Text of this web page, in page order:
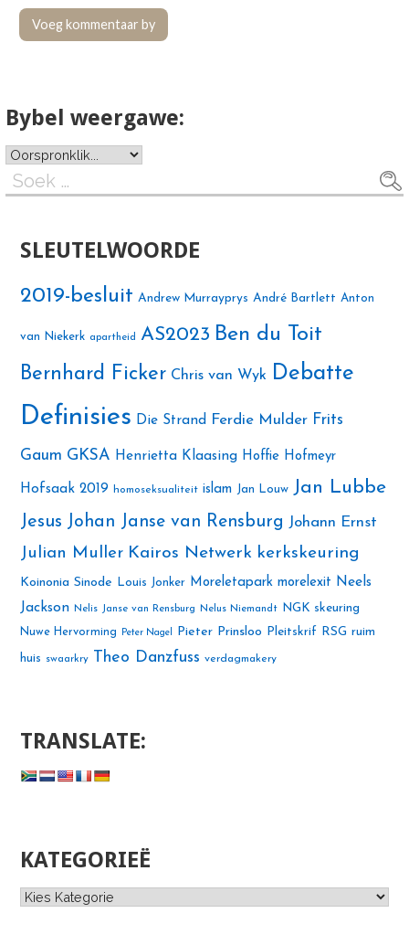
Bybel weergawe:
Soek
na:
SLEUTELWOORDE
2019-besluit Andrew Murrayprys André Bartlett Anton
van Niekerk apartheid AS2023 Ben du Toit
Bernhard Ficker Chris van Wyk Debatte
Definisies Die Strand Ferdie Mulder Frits
Gaum GKSA Henrietta Klaasing Hoffie Hofmeyr
Hofsaak 2019 homoseksualiteit islam Jan Louw Jan Lubbe
Jesus Johan Janse van Rensburg Johann Ernst
Julian Muller Kairos Netwerk kerkskeuring
Koinonia Sinode Louis Jonker Moreletapark morelexit Neels
Jackson Nelis Janse van Rensburg Nelus Niemandt
NGK skeuring
Nuwe Hervorming
Peter Nagel Pieter Prinsloo Pleitskrif RSG ruim
huis swaarkry Theo Danzfuss verdagmakery
TRANSLATE:
KATEGORIEË
Kategorieë